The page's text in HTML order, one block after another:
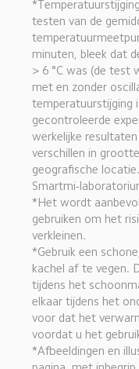
testen van de
minuten, bleek dat
> 6 °C was (de test
met en zonder
temperatuurstijging
gecontroleerde
werkelijke
verschillen in
geografische
Smartmi-
*Het wordt
gebruiken om het
verkleinen.
*Gebruik een
kachel af te vegen.
tijdens het
elkaar tijdens het
voor dat het
voordat u het
*Afbeeldingen en